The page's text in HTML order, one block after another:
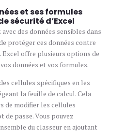
et ses formules
sécurité d’Excel
des données sensibles dans
protéger ces données contre
Excel offre plusieurs options de
données et vos formules.
cellules spécifiques en les
la feuille de calcul. Cela
de modifier les cellules
de passe. Vous pouvez
du classeur en ajoutant